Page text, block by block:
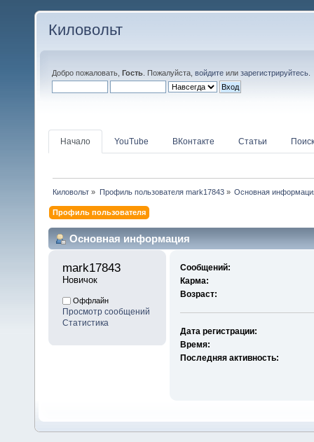
Киловольт
Добро пожаловать, Гость . Пожалуйста, войдите или зарегистрируйтесь
Начало YouTube ВКонтакте Статьи Поиск
Киловольт » Профиль пользователя mark17843» Основная
Профиль пользователя
Основная информация
mark17843
Новичок
Оффлайн
Просмотр сообщений
Статистика
Сообщений:
Карма:
Возраст:
Дата регистрации:
Время:
Последняя активность: